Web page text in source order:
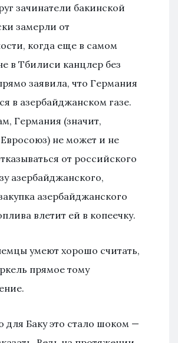
зачинатели бакинской
замерли от
когда еще в самом
в Тбилиси канцлер без
заявила, что Германия
в азербайджанском газе.
Германия (значит,
не может и не
от российского
азербайджанского,
азербайджанского
влетит ей в копеечку.
умеют хорошо считать,
прямое тому
для Баку это стало шоком —